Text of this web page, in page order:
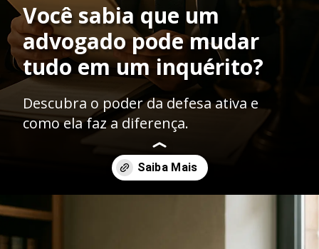
Você sabia que um
advogado pode mudar
tudo em um inquérito?
Descubra o poder da defesa ativa e
como ela faz a diferença.
Opening